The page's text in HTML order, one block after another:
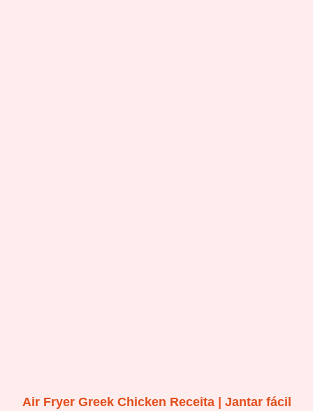
Air Fryer Greek Chicken Receita | Jantar fácil